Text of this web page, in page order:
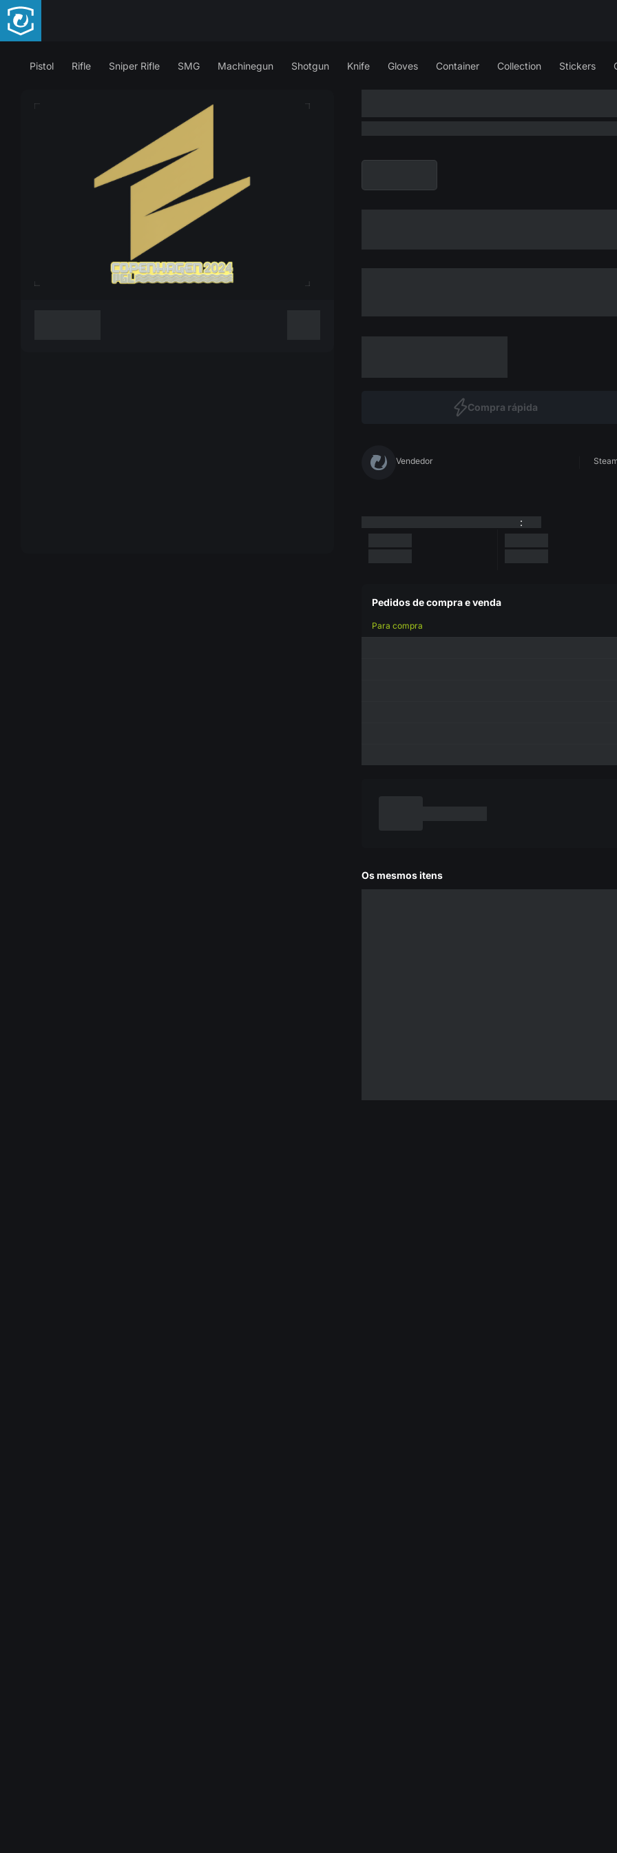
Pistol Rifle Sniper Rifle SMG Machinegun Shotgun Knife Gloves Container Collection Stickers
Compra rápida
Vendedor
:
Pedidos de compra e venda
Para compra
Os mesmos itens